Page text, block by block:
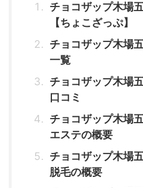
チョコザップ木場
【ちょこざっぷ】
チョコザップ木場
一覧
チョコザップ木場
口コミ
チョコザップ木場
エステの概要
チョコザップ木場
脱毛の概要